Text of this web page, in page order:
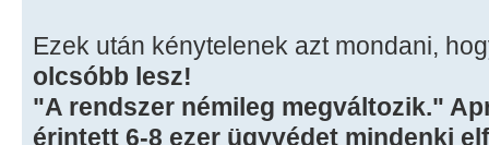
Ezek után kénytelenek azt mondani,
olcsóbb lesz!
"A rendszer némileg megváltozik."
érintett 6-8 ezer ügyvédet mindenki